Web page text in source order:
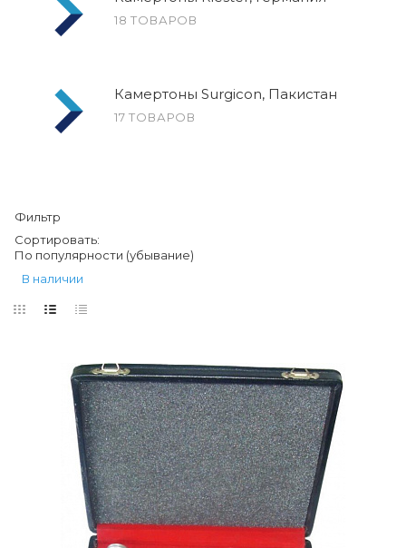
18 ТОВАРОВ
Камертоны Surgicon, Пакистан
17 ТОВАРОВ
Фильтр
Сортировать:
По популярности (убывание)
В наличии